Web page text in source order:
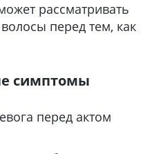
рассматривать
перед тем, как
симптомы
перед актом